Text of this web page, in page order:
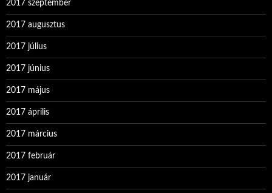
2017 szeptember
2017 augusztus
2017 július
2017 június
2017 május
2017 április
2017 március
2017 február
2017 január